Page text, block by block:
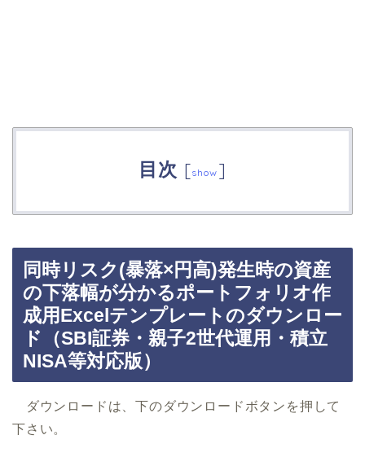
目次 [show ]
同時リスク(暴落×円高)発生時の資産
の下落幅が分かるポートフォリオ作
成用Excelテンプレートのダウンロー
ド（SBI証券・親子2世代運用・積立
NISA等対応版）
ダウンロードは、下のダウンロードボタンを押して
下さい。